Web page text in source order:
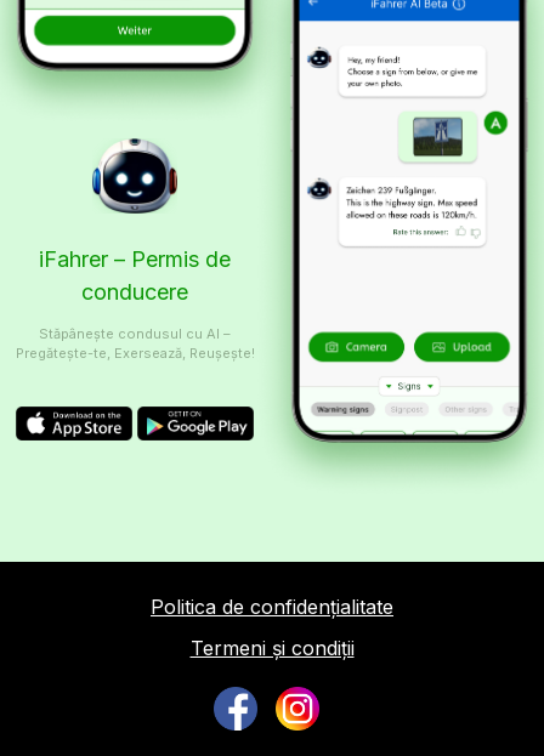
iFahrer – Permis de
conducere
Stăpânește condusul cu AI –
Pregătește-te, Exersează, Reușește!
Politica de confidențialitate
Termeni și condiții